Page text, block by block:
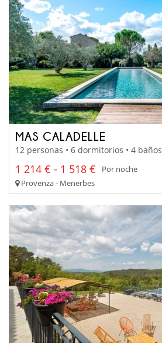
MAS CALADELLE
12 personas • 6 dormitorios • 4 baños
1 214 € - 1 518 €
Por noche
Provenza - Menerbes